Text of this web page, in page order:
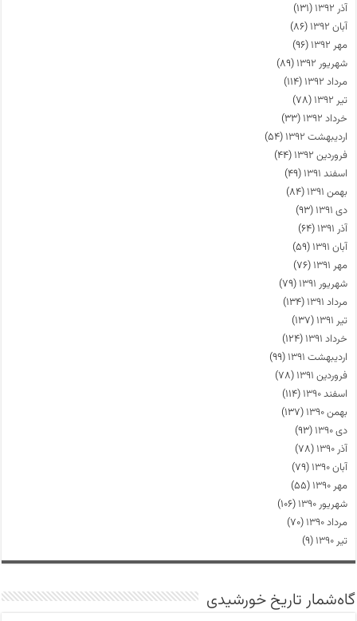
آذر ۱۳۹۲
(۱۳۱)
آبان ۱۳۹۲
(۸۶)
مهر ۱۳۹۲
(۹۶)
شهریور ۱۳۹۲
(۸۹)
مرداد ۱۳۹۲
(۱۱۴)
تیر ۱۳۹۲
(۷۸)
خرداد ۱۳۹۲
(۳۳)
اردیبهشت ۱۳۹۲
(۵۴)
فروردین ۱۳۹۲
(۴۴)
اسفند ۱۳۹۱
(۴۹)
بهمن ۱۳۹۱
(۸۴)
دی ۱۳۹۱
(۹۳)
آذر ۱۳۹۱
(۶۴)
آبان ۱۳۹۱
(۵۹)
مهر ۱۳۹۱
(۷۶)
شهریور ۱۳۹۱
(۷۹)
مرداد ۱۳۹۱
(۱۳۴)
تیر ۱۳۹۱
(۱۳۷)
خرداد ۱۳۹۱
(۱۲۴)
اردیبهشت ۱۳۹۱
(۹۹)
فروردین ۱۳۹۱
(۷۸)
اسفند ۱۳۹۰
(۱۱۴)
بهمن ۱۳۹۰
(۱۳۷)
دی ۱۳۹۰
(۹۳)
آذر ۱۳۹۰
(۷۸)
آبان ۱۳۹۰
(۷۹)
مهر ۱۳۹۰
(۵۵)
شهریور ۱۳۹۰
(۱۰۶)
مرداد ۱۳۹۰
(۷۰)
تیر ۱۳۹۰
(۹)
گاه‌شمار تاریخ خورشیدی